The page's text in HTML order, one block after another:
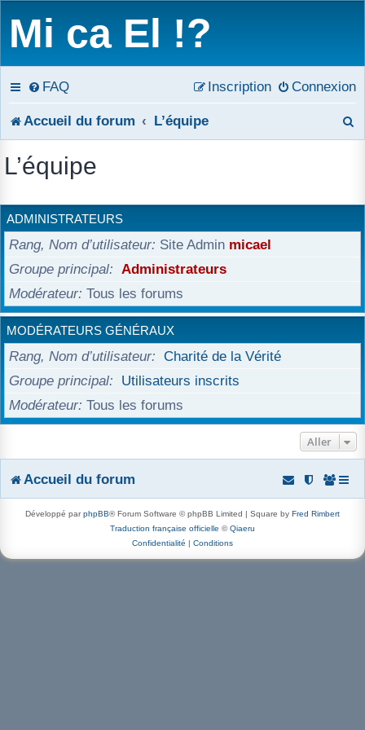
Mi ca El !?
FAQ Connexion
Inscription
Accueil du forum L’équipe
h
e
L’équipe
ADMINISTRATEURS
Rang, Nom d’utilisateur Site Admin micael
Groupe principal
Administrateurs
Modérateur Tous les forums
MODÉRATEURS GÉNÉRAUX
Rang, Nom d’utilisateur
Charité de la Vérité
Groupe principal
Utilisateurs inscrits
Modérateur Tous les forums
Aller
Accueil du forum
Développé parphpBB® Forum Software © phpBB Limited | Square by Fred Rimbert
Traduction française officielle ©Qiaeru
Confidentialité | Conditions